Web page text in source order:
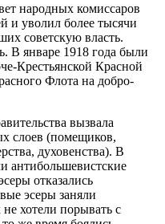
народных комиссаров
и уволил более тысячи
советскую власть.
В январе 1918 года были
Крестьянской Красной
Флота на добро­
вызвала
слоев (помещиков,
духовенства). В
антибольшевистские
отка­зались
эсеры заняли
хотели порывать с